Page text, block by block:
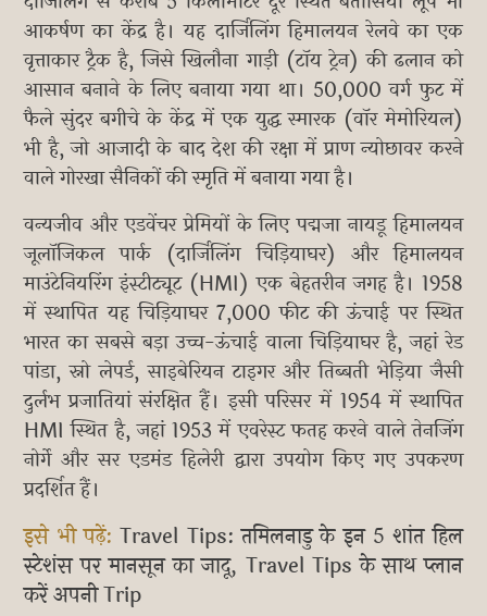
आकर्षण का केंद्र है। यह दार्जिलिंग हिमालयन रेलवे का एक
वृत्ताकार ट्रैक है, जिसे खिलौना गाड़ी (टॉय ट्रेन) की ढलान को
आसान बनाने के लिए बनाया गया था। 50,000 वर्ग फुट में
फैले सुंदर बगीचे के केंद्र में एक युद्ध स्मारक (वॉर मेमोरियल)
भी है, जो आजादी के बाद देश की रक्षा में प्राण न्योछावर करने
वाले गोरखा सैनिकों की स्मृति में बनाया गया है।
वन्यजीव और एडवेंचर प्रेमियों के लिए पद्मजा नायडू हिमालयन
जूलॉजिकल पार्क (दार्जिलिंग चिड़ियाघर) और हिमालयन
माउंटेनियरिंग इंस्टीट्यूट (HMI) एक बेहतरीन जगह है। 1958
में स्थापित यह चिड़ियाघर 7,000 फीट की ऊंचाई पर स्थित
भारत का सबसे बड़ा उच्च-ऊंचाई वाला चिड़ियाघर है, जहां रेड
पांडा, स्नो लेपर्ड, साइबेरियन टाइगर और तिब्बती भेड़िया जैसी
दुर्लभ प्रजातियां संरक्षित हैं। इसी परिसर में 1954 में स्थापित
HMI स्थित है, जहां 1953 में एवरेस्ट फतह करने वाले तेनजिंग
नोर्गे और सर एडमंड हिलेरी द्वारा उपयोग किए गए उपकरण
प्रदर्शित हैं।
इसे भी पढ़ें:Travel Tips: तमिलनाडु के इन 5 शांत हिल
स्टेशंस पर मानसून का जादू, Travel Tips के साथ प्लान
करें अपनी Trip